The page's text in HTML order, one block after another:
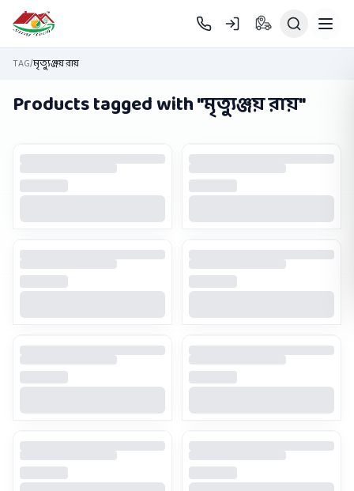
Skip to main content
TAG/মৃত্যুঞ্জয় রায়
Products tagged with "মৃত্যুঞ্জয় রায়"